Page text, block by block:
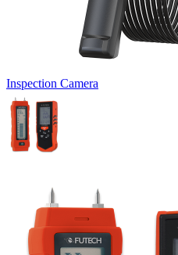
Inspection Camera